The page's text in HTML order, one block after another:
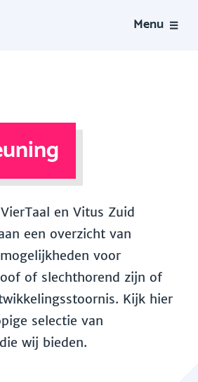
Menu
en Vitus Zuid
een overzicht van
voor
of slechthorend zijn of
Kijk hier
selectie van
wij bieden.